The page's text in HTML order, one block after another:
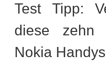
Test Tipp:
diese zehn
Nokia